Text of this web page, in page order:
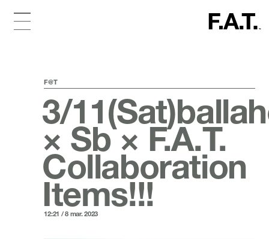
F@T
3/
× Sb × F.A.T.
Collaboration
Items!!!
12:21 / 8 mar. 2023